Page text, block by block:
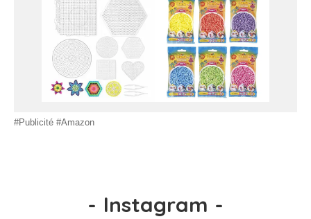
#Publicité #Amazon
- Instagram -